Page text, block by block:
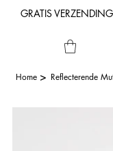
GRATIS
Home > Reflecterende